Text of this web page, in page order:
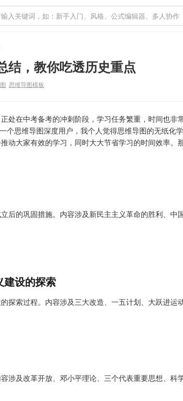
结，教你吃透历史重点
思维导图模板
处在中考备考的冲刺阶段，学习任务繁重，时间也
个思维导图深度用户，我个人觉得思维导图的无纸化
动大家有效的学习，同时大大节省学习的时间效率
后的巩固措施。内容涉及新民主主义革命的胜利、
建设的探索
探索过程。内容涉及三大改造、一五计划、大跃进运
涉及改革开放、邓小平理论、三个代表重要思想、科